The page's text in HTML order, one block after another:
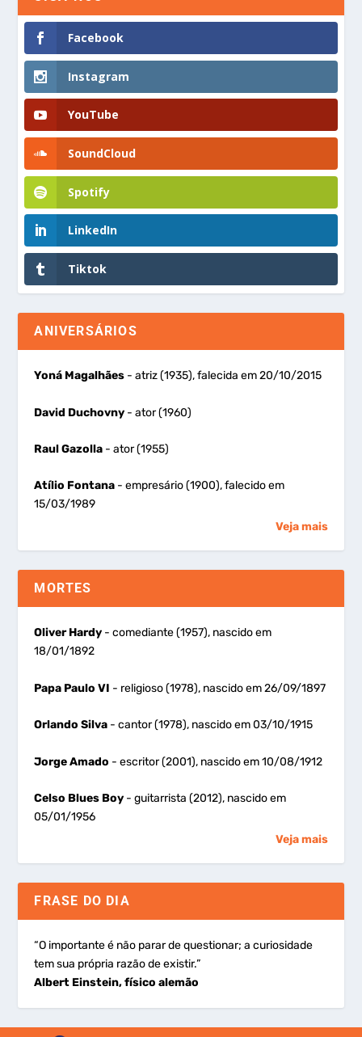
Facebook
Instagram
YouTube
SoundCloud
Spotify
LinkedIn
Tiktok
ANIVERSÁRIOS
Yoná Magalhães - atriz (1935), falecida em 20/10/2015
David Duchovny - ator (1960)
Raul Gazolla - ator (1955)
Atílio Fontana - empresário (1900), falecido em
15/03/1989
Veja mais
MORTES
Oliver Hardy - comediante (1957), nascido em
18/01/1892
Papa Paulo VI - religioso (1978), nascido em 26/09/1897
Orlando Silva - cantor (1978), nascido em 03/10/1915
Jorge Amado - escritor (2001), nascido em 10/08/1912
Celso Blues Boy - guitarrista (2012), nascido em
05/01/1956
Veja mais
FRASE DO DIA
“O importante é não parar de questionar; a curiosidade
tem sua própria razão de existir.”
Albert Einstein, físico alemão